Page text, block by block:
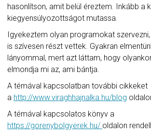
hasonlítson, amit belül éreztem. Inkább a
kiegyensúlyozottságot mutassa.
Igyekeztem olyan programokat
is szívesen részt vettek. Gyakran
lányommal, mert azt láttam, hogy
elmondja mi az, ami bántja.
A témával kapcsolatban további cikkeket
a http://www.viraghhajnalka.hu/blog
A témával kapcsolatos könyv a
https://gorenybolgyerek.hu/ oldalon